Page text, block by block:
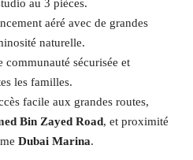
au 3 pièces.
aéré avec de grandes
naturelle.
communauté sécurisée et
les familles.
facile aux grandes routes,
Bin Zayed Road, et proximité
Dubai Marina.